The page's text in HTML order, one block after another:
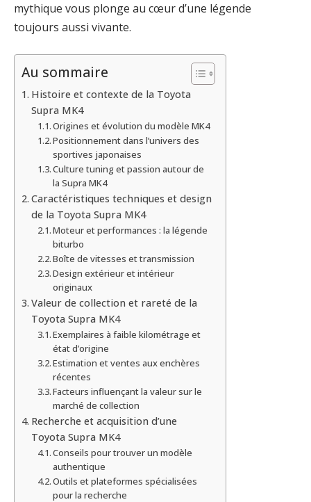
mythique vous plonge au cœur d’une légende
toujours aussi vivante.
Au sommaire
Histoire et contexte de la Toyota
Supra MK4
Origines et évolution du modèle MK4
Positionnement dans l’univers des
sportives japonaises
Culture tuning et passion autour de
la Supra MK4
Caractéristiques techniques et design
de la Toyota Supra MK4
Moteur et performances : la légende
biturbo
Boîte de vitesses et transmission
Design extérieur et intérieur
originaux
Valeur de collection et rareté de la
Toyota Supra MK4
Exemplaires à faible kilométrage et
état d’origine
Estimation et ventes aux enchères
récentes
Facteurs influençant la valeur sur le
marché de collection
Recherche et acquisition d’une
Toyota Supra MK4
Conseils pour trouver un modèle
authentique
Outils et plateformes spécialisées
pour la recherche